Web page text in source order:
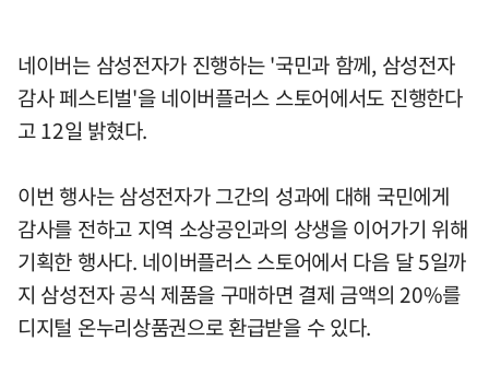
네이버는 삼성전자가 진행하는 '국민과 함께, 삼성전자
감사 페스티벌'을 네이버플러스 스토어에서도 진행한다
고 12일 밝혔다.
이번 행사는 삼성전자가 그간의 성과에 대해 국민에게
감사를 전하고 지역 소상공인과의 상생을 이어가기 위해
기획한 행사다. 네이버플러스 스토어에서 다음 달 5일까
지 삼성전자 공식 제품을 구매하면 결제 금액의 20%를
디지털 온누리상품권으로 환급받을 수 있다.